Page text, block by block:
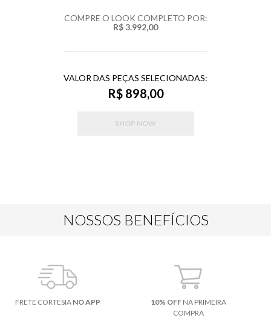
COMPRE O LOOK COMPLETO POR:
R$ 3.992,00
VALOR DAS PEÇAS SELECIONADAS:
R$ 898,00
SHOP NOW
NOSSOS BENEFÍCIOS
FRETE CORTESIA NO APP 10% OFFNA PRIMEIRA
COMPRA